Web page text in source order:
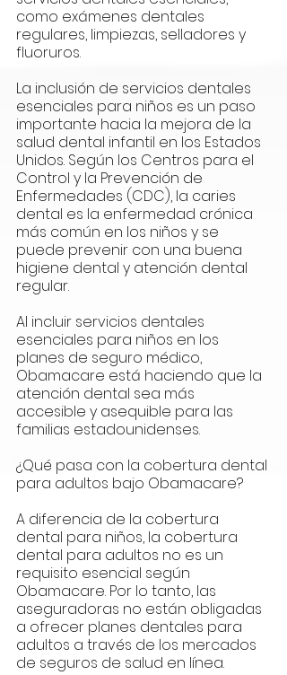
como exámenes dentales
regulares, limpiezas, selladores y
fluoruros.
La inclusión de servicios dentales
esenciales para niños es un paso
importante hacia la mejora de la
salud dental infantil en los Estados
Unidos. Según los Centros para el
Control y la Prevención de
Enfermedades (CDC), la caries
dental es la enfermedad crónica
más común en los niños y se
puede prevenir con una buena
higiene dental y atención dental
regular.
Al incluir servicios dentales
esenciales para niños en los
planes de seguro médico,
Obamacare está haciendo que la
atención dental sea más
accesible y asequible para las
familias estadounidenses.
¿Qué pasa con la cobertura dental
para adultos bajo Obamacare?
A diferencia de la cobertura
dental para niños, la cobertura
dental para adultos no es un
requisito esencial según
Obamacare. Por lo tanto, las
aseguradoras no están obligadas
a ofrecer planes dentales para
adultos a través de los mercados
de seguros de salud en línea.